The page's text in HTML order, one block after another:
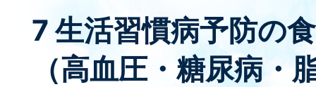
7 生活習慣病予防の
（高血圧・糖尿病・